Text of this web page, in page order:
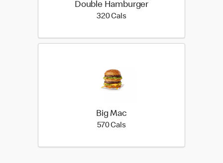
Double Hamburger
320 Cals320 calories
Big Mac
570 Cals570 calories